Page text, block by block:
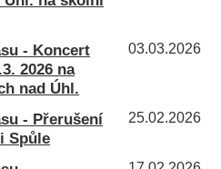
03.03.2026
- Koncert
2026 na
nad Úhl.
25.02.2026
- Přerušení
Spůle